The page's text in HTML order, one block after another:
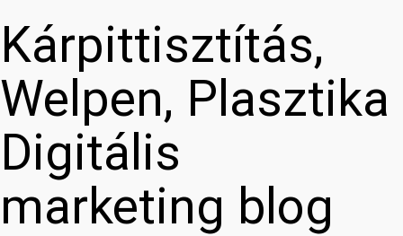
Kárpittisztítás,
Welpen, Plasztika
Digitális
marketing blog